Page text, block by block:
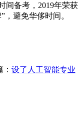
间备考，2019年荣获
，避免华侈时间。
设了人工智能专业